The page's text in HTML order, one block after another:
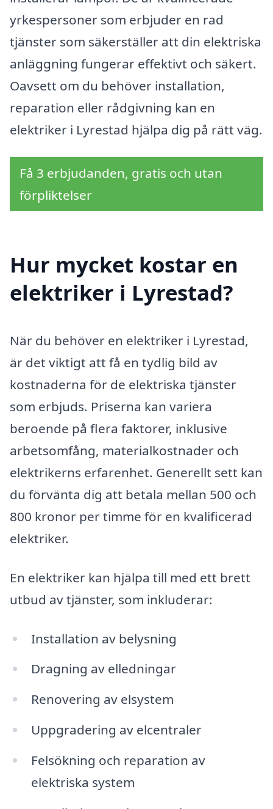
yrkespersoner som erbjuder en rad
tjänster som säkerställer att din elektriska
anläggning fungerar effektivt och säkert.
Oavsett om du behöver installation,
reparation eller rådgivning kan en
elektriker i Lyrestad hjälpa dig på rätt väg.
Få 3 erbjudanden, gratis och utan
förpliktelser
Hur mycket kostar en
elektriker i Lyrestad?
När du behöver en elektriker i Lyrestad,
är det viktigt att få en tydlig bild av
kostnaderna för de elektriska tjänster
som erbjuds. Priserna kan variera
beroende på flera faktorer, inklusive
arbetsomfång, materialkostnader och
elektrikerns erfarenhet. Generellt sett kan
du förvänta dig att betala mellan 500 och
800 kronor per timme för en kvalificerad
elektriker.
En elektriker kan hjälpa till med ett brett
utbud av tjänster, som inkluderar:
Installation av belysning
Dragning av elledningar
Renovering av elsystem
Uppgradering av elcentraler
Felsökning och reparation av
elektriska system